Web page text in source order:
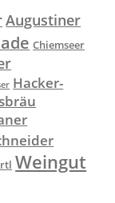
Augustiner
Chiemseer
Hacker-
Weingut